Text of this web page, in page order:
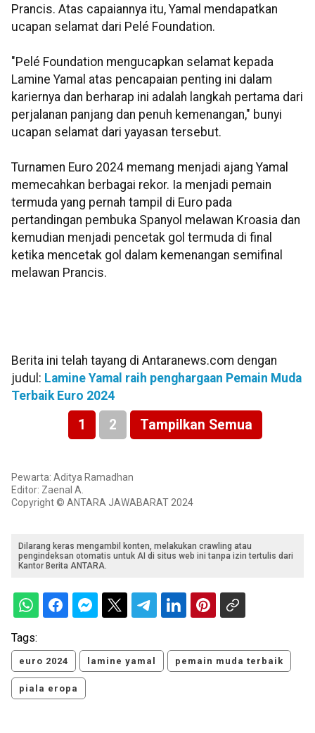
Prancis. Atas capaiannya itu, Yamal mendapatkan
ucapan selamat dari Pelé Foundation.
"Pelé Foundation mengucapkan selamat kepada
Lamine Yamal atas pencapaian penting ini dalam
kariernya dan berharap ini adalah langkah pertama dari
perjalanan panjang dan penuh kemenangan," bunyi
ucapan selamat dari yayasan tersebut.
Turnamen Euro 2024 memang menjadi ajang Yamal
memecahkan berbagai rekor. Ia menjadi pemain
termuda yang pernah tampil di Euro pada
pertandingan pembuka Spanyol melawan Kroasia dan
kemudian menjadi pencetak gol termuda di final
ketika mencetak gol dalam kemenangan semifinal
melawan Prancis.
Berita ini telah tayang di Antaranews.com dengan
judul: Lamine Yamal raih penghargaan Pemain Muda
Terbaik Euro 2024
1 2 Tampilkan Semua
Pewarta: Aditya Ramadhan
Editor: Zaenal A.
Copyright © ANTARA JAWABARAT 2024
Dilarang keras mengambil konten, melakukan crawling atau
pengindeksan otomatis untuk AI di situs web ini tanpa izin tertulis dari
Kantor Berita ANTARA.
Tags:
euro 2024 lamine yamal pemain muda terbaik
piala eropa